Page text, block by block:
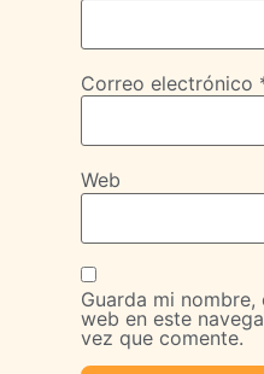
Correo electrónico
Web
Guarda mi
web en este
vez que comente.